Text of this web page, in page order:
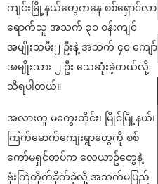
ကျင်းမြို့နယ်တွေကနေ စစ်ရှောင်လာ
ရောက်သူ အသက် ၃၀ ဝန်းကျင်
အမျိုးသမီး၂ ဦးနဲ့ အသက် ၄၀ ကျော်
အမျိုးသား ၂ ဦး သေဆုံးခဲ့တယ်လို့
သိရပါတယ်။
အလားတူ မကွေးတိုင်း၊ မြိုင်မြို့နယ်၊
ကြက်မောက်ကျေးရွာတွေကို စစ်
ကော်မရှင်တပ်က လေ​ယာဥ်တွေနဲ့
ဗုံးကြဲတိုက်ခိုက်ခဲ့လို့ အသက်မပြည်